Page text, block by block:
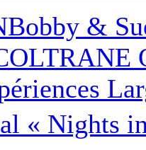
Bobby &
« Nights